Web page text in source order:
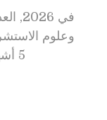
في 2026
,
وعلوم
5 أشهر مضى